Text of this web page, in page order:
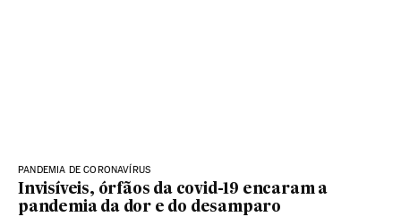
PANDEMIA DE CORONAVÍRUS
Invisíveis, órfãos da covid-19 encaram a
pandemia da dor e do desamparo